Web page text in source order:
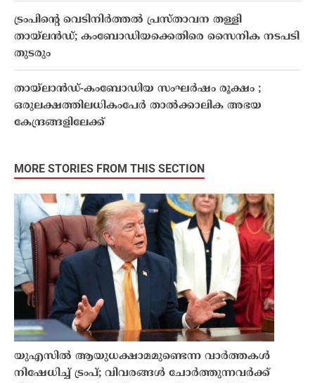
ട്രംപിന്റെ വെടിനിർത്തൽ പ്രസ്താവന തള്ളി
തായ്‌ലൻഡ്; കംബോഡിയക്കെതിരെ സൈനിക നടപടി
തുടരും
തായ്ലാന്‍ഡ്-കംബോഡിയ സംഘര്‍ഷം രൂക്ഷം ;
ഒരുലക്ഷത്തിലധികംപേര്‍ താല്‍ക്കാലിക അഭയ
കേന്ദ്രങ്ങളിലേക്ക്
MORE STORIES FROM THIS SECTION
യുഎസിൽ ആയുധക്ഷാമമുണ്ടെന്ന വാർത്തകൾ
നിഷേധിച്ച് ട്രംപ്; വിവരങ്ങൾ ചോർത്തുന്നവർക്ക്